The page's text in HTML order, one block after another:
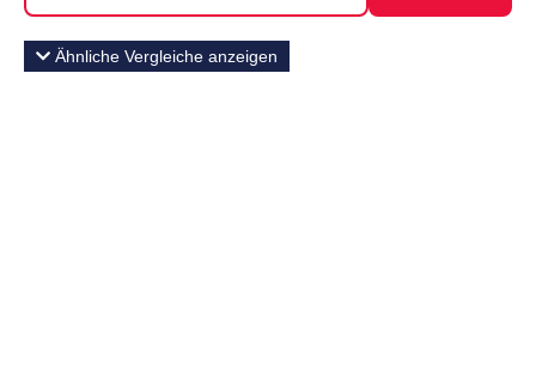
Ähnliche Vergleiche anzeigen